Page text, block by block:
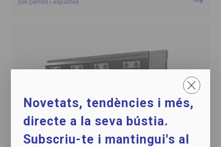
per pernils i espatlles
Novetats, tendències i més,
directe a la seva bústia.
Subscriu-te i mantingui's al